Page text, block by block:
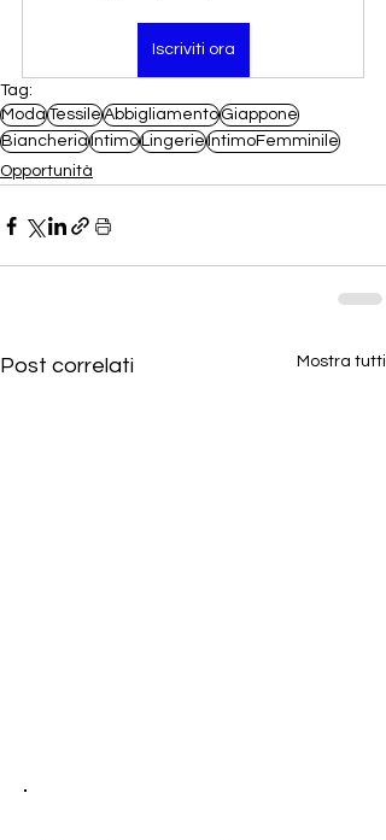
Iscriviti ora
Tag:
ModaTessileAbbigliamentoGiappone
BiancheriaIntimoLingerieIntimoFemminile
Opportunità
Post correlati Mostra tutti